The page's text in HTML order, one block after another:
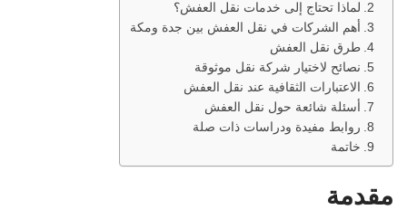
لماذا تحتاج إلى خدمات نقل العفش؟
أهم الشركات في نقل العفش بين جدة ومكة
طرق نقل العفش
نصائح لاختيار شركة نقل موثوقة
الاعتبارات الثقافية عند نقل العفش
أسئلة شائعة حول نقل العفش
روابط مفيدة ودراسات ذات صلة
خاتمة
مقدمة